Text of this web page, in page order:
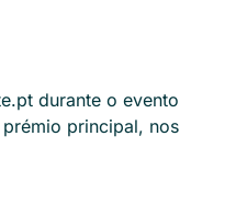
durante o evento
principal, nos